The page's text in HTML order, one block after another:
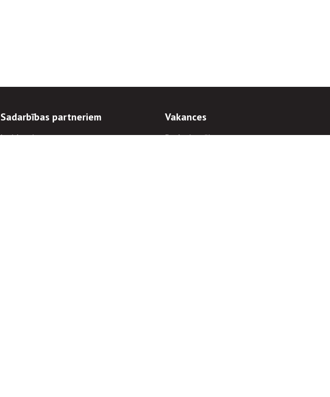
Sadarbības partneriem
Iepirkumi
Vakances
Darba iespējas